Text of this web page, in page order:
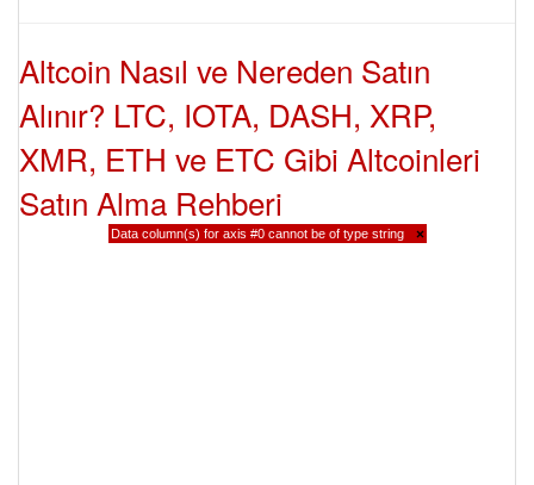
Altcoin Nasıl ve Nereden Satın
Alınır? LTC, IOTA, DASH, XRP,
XMR, ETH ve ETC Gibi Altcoinleri
Satın Alma Rehberi
Data column(s) for axis #0 cannot be of type string ×